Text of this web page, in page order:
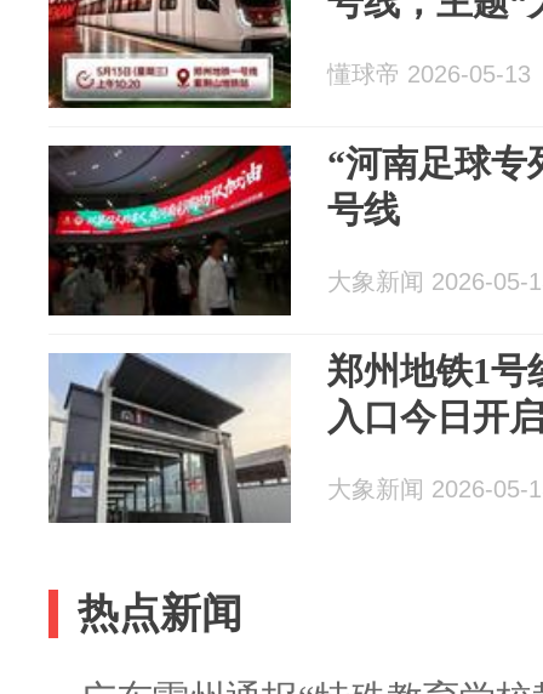
懂球帝 2026-05-13
“河南足球专
号线
大象新闻 2026-05-
郑州地铁1号
入口今日开
大象新闻 2026-05-
热点新闻